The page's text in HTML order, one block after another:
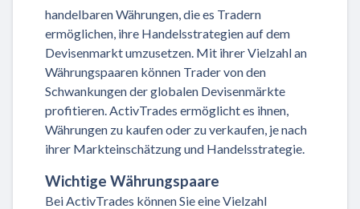
handelbaren Währungen, die es Tradern
ermöglichen, ihre Handelsstrategien auf dem
Devisenmarkt umzusetzen. Mit ihrer Vielzahl an
Währungspaaren können Trader von den
Schwankungen der globalen Devisenmärkte
profitieren. ActivTrades ermöglicht es ihnen,
Währungen zu kaufen oder zu verkaufen, je nach
ihrer Markteinschätzung und Handelsstrategie.
Wichtige Währungspaare
Bei ActivTrades können Sie eine Vielzahl